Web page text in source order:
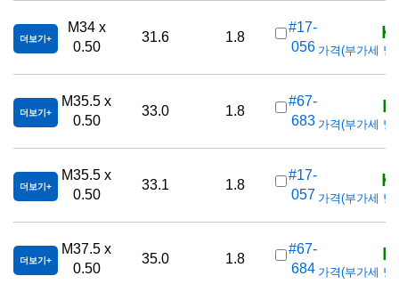
더보기
M34 x
0.50
31.6 1.8
#17-
056 가격(부가세 별
더보기
M35.5 x
0.50
33.0 1.8
#67-
683 가격(부가세 별
더보기
M35.5 x
0.50
33.1 1.8
#17-
057 가격(부가세 별
더보기
M37.5 x
0.50
35.0 1.8
#67-
684 가격(부가세 별